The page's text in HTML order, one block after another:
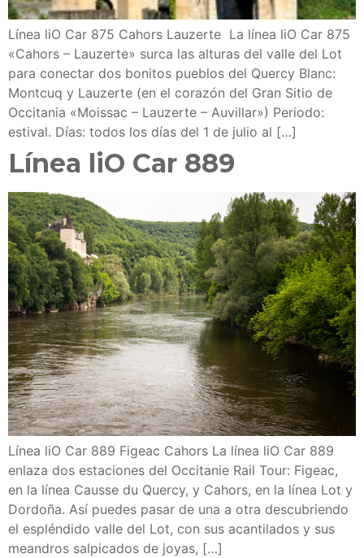
Línea liO Car 875 Cahors Lauzerte La línea liO Car 875
«Cahors – Lauzerte» surca las alturas del valle del Lot
para conectar dos bonitos pueblos del Quercy Blanc:
Montcuq y Lauzerte (en el corazón del Gran Sitio de
Occitania «Moissac – Lauzerte – Auvillar») Periodo:
estival. Días: todos los días del 1 de julio al […]
Línea liO Car 889
Línea liO Car 889 Figeac Cahors La línea liO Car 889
enlaza dos estaciones del Occitanie Rail Tour: Figeac,
en la línea Causse du Quercy, y Cahors, en la línea Lot y
Dordoña. Así puedes pasar de una a otra descubriendo
el espléndido valle del Lot, con sus acantilados y sus
meandros salpicados de joyas, […]